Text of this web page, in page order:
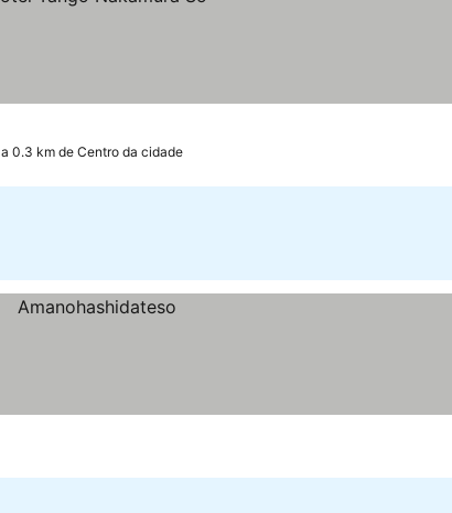
a 0.3 km de Centro da cidade